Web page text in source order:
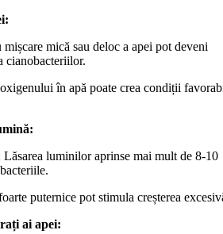
mișcare mică sau deloc a apei pot deveni
cianobacteriilor.
în apă poate crea condiții
Lăsarea luminilor aprinse mai mult de 8-10
puternice pot stimula creșterea
ai apei: